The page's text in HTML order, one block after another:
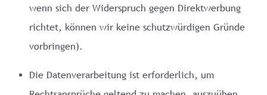
wenn sich der Widerspruch gegen Direktwerbung
richtet, können wir keine schutzwürdigen Gründe
vorbringen).
Die Datenverarbeitung ist erforderlich, um